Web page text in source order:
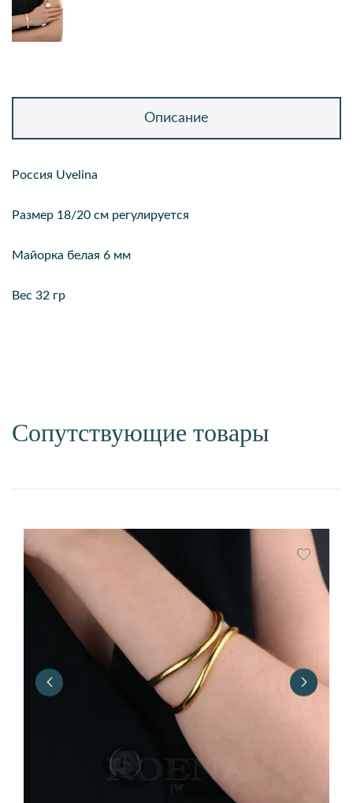
Описание
Россия Uvelina
Размер 18/20 см регулируется
Майорка белая 6 мм
Вес 32 гр
Сопутствующие товары